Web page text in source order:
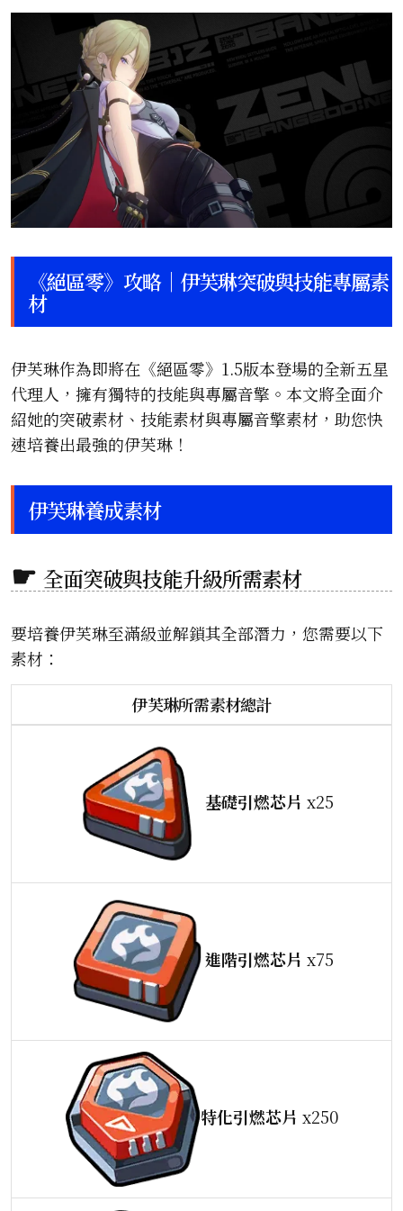
《絕區零》攻略｜伊芙琳突破與技能專屬素
材
伊芙琳作為即將在《絕區零》1.5版本登場的全新五星
代理人，擁有獨特的技能與專屬音擎。本文將全面介
紹她的突破素材、技能素材與專屬音擎素材，助您快
速培養出最強的伊芙琳！
伊芙琳養成素材
全面突破與技能升級所需素材
要培養伊芙琳至滿級並解鎖其全部潛力，您需要以下
素材：
伊芙琳所需素材總計
基礎引燃芯片 x25
進階引燃芯片 x75
特化引燃芯片 x250